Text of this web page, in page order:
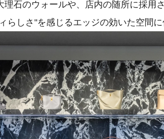
理石のウォールや、店内の随所に採用
らしさ"を感じるエッジの効いた空間に